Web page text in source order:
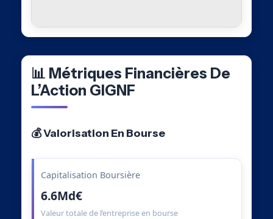
📊 Métriques Financières De
L’Action GIGNF
💰 Valorisation En Bourse
Capitalisation Boursière
6.6Md€
Valeur totale de l’entreprise en bourse